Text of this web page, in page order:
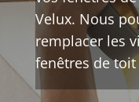
Velux. Nous
remplacer les
fenêtres de toit